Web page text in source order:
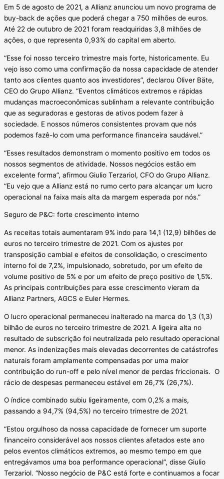
Em 5 de agosto de 2021, a Allianz anunciou um novo programa de
buy-back de ações que poderá chegar a 750 milhões de euros.
Até 22 de outubro de 2021 foram readquiridas 3,8 milhões de
ações, o que representa 0,93% do capital em aberto.
“Esse foi nosso terceiro trimestre mais forte, historicamente. Eu
vejo isso como uma confirmação da nossa capacidade de atender
tanto aos clientes quanto aos investidores”, declarou Oliver Bäte,
CEO do Grupo Allianz. “Eventos climáticos extremos e rápidas
mudanças macroeconômicas sublinham a relevante contribuição
que as seguradoras e gestoras de ativos podem fazer à
sociedade. E nossos números consistentes provam que nós
podemos fazê-lo com uma performance financeira saudável.”
“Esses resultados demonstram o momento positivo em todos os
nossos segmentos de atividade. Nossos negócios estão em
excelente forma”, afirmou Giulio Terzariol, CFO do Grupo Allianz.
“Eu vejo que a Allianz está no rumo certo para alcançar um lucro
operacional na faixa mais alta da margem esperada por nós.”
Seguro de P&C: forte crescimento interno
As receitas totais aumentaram 9% indo para 14,1 (12,9) bilhões de
euros no terceiro trimestre de 2021. Com os ajustes por
transposição cambial e efeitos de consolidação, o crescimento
interno foi de 7,2%, impulsionado, sobretudo, por um efeito de
volume positivo de 5% e por um efeito de preço positivo de 1,5%.
As principais contribuições para esse crescimento vieram da
Allianz Partners, AGCS e Euler Hermes.
O lucro operacional permaneceu inalterado na marca do 1,3 (1,3)
bilhão de euros no terceiro trimestre de 2021. A ligeira alta no
resultado de subscrição foi neutralizada pelo resultado operacional
menor. As indenizações mais elevadas decorrentes de catástrofes
naturais foram amplamente compensadas por uma maior
contribuição do run-off e pelo nível menor de perdas friccionais. O
rácio de despesas permaneceu estável em 26,7% (26,7%).
O índice combinado subiu ligeiramente, com 0,2% a mais,
passando a 94,7% (94,5%) no terceiro trimestre de 2021.
“Estou orgulhoso da nossa capacidade de fornecer um suporte
financeiro considerável aos nossos clientes afetados este ano
pelos eventos climáticos extremos, ao mesmo tempo em que
entregávamos uma boa performance operacional”, disse Giulio
Terzariol. “Nosso negócio de P&C está forte e continuamos a focar